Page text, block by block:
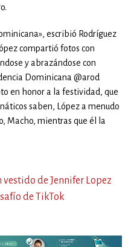
escribió Rodríguez
compartió fotos con
y abrazándose con
Dominicana @arod
en honor a la festividad, que
saben, López a menudo
Macho, mientras que él la
de Jennifer Lopez
de TikTok